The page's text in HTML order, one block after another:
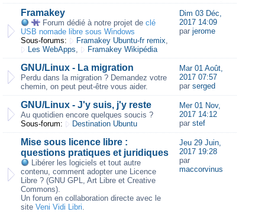
Framakey
Forum dédié à notre projet de clé
USB nomade libre sous Windows
Sous-forums:
Framakey Ubuntu-fr remix,
Les WebApps, Framakey Wikipédia
Dim 03 Déc,
2017 14:09
par jerome
GNU/Linux - La migration
Perdu dans la migration ? Demandez votre
chemin, on peut peut-être vous aider.
Mar 01 Août,
2017 07:57
par serged
GNU/Linux - J'y suis, j'y reste
Au quotidien encore quelques soucis ?
Sous-forum:
Destination Ubuntu
Mer 01 Nov,
2017 14:12
par stef
Mise sous licence libre :
questions pratiques et juridiques
Libérer les logiciels et tout autre
contenu, comment adopter une Licence
Libre ? (GNU GPL, Art Libre et Creative
Commons).
Un forum en collaboration directe avec le
site Veni Vidi Libri.
Jeu 29 Juin,
2017 19:28
par
maccorvinus